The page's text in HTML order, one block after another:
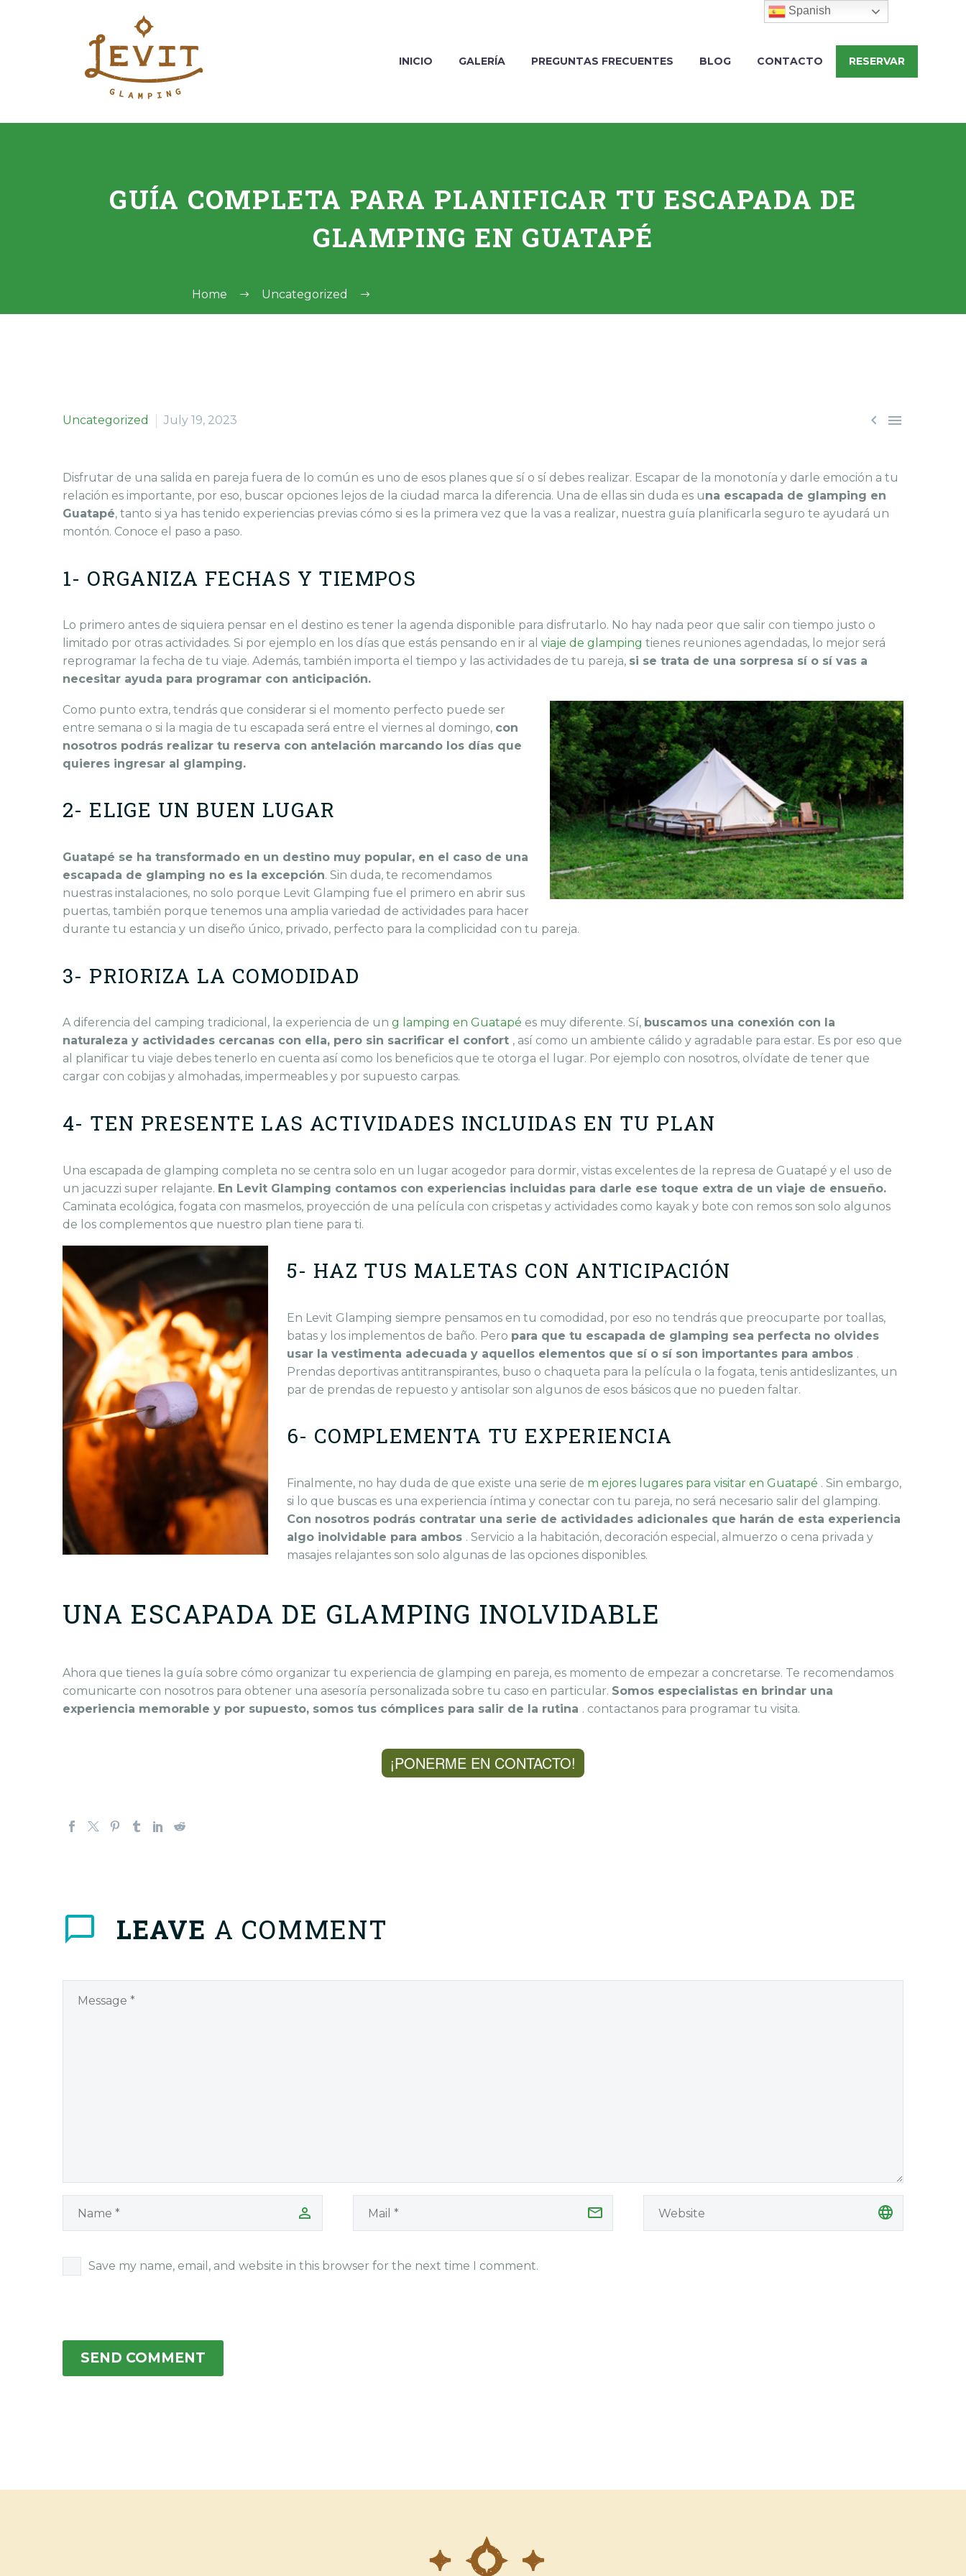
INICIO GALERÍA PREGUNTAS FRECUENTES BLOG CONTACTO RESERVAR
GUÍA COMPLETA PARA PLANIFICAR TU ESCAPADA DE
GLAMPING EN GUATAPÉ
Home Uncategorized
 
Uncategorized July 19, 2023
Disfrutar de una salida en pareja fuera de lo común es uno de esos planes que sí o sí debes realizar. Escapar de la monotonía y darle emoción a tu
relación es importante, por eso, buscar opciones lejos de la ciudad marca la diferencia. Una de ellas sin duda es una escapada de glamping en
Guatapé, tanto si ya has tenido experiencias previas cómo si es la primera vez que la vas a realizar, nuestra guía planificarla seguro te ayudará un
montón. Conoce el paso a paso.
1- ORGANIZA FECHAS Y TIEMPOS
Lo primero antes de siquiera pensar en el destino es tener la agenda disponible para disfrutarlo. No hay nada peor que salir con tiempo justo o
limitado por otras actividades. Si por ejemplo en los días que estás pensando en ir al viaje de glamping tienes reuniones agendadas, lo mejor será
reprogramar la fecha de tu viaje. Además, también importa el tiempo y las actividades de tu pareja, si se trata de una sorpresa sí o sí vas a
necesitar ayuda para programar con anticipación.
Como punto extra, tendrás que considerar si el momento perfecto puede ser
entre semana o si la magia de tu escapada será entre el viernes al domingo, con
nosotros podrás realizar tu reserva con antelación marcando los días que
quieres ingresar al glamping.
2- ELIGE UN BUEN LUGAR
Guatapé se ha transformado en un destino muy popular, en el caso de una
escapada de glamping no es la excepción. Sin duda, te recomendamos
nuestras instalaciones, no solo porque Levit Glamping fue el primero en abrir sus
puertas, también porque tenemos una amplia variedad de actividades para hacer
durante tu estancia y un diseño único, privado, perfecto para la complicidad con tu pareja.
3- PRIORIZA LA COMODIDAD
A diferencia del camping tradicional, la experiencia de un g lamping en Guatapé es muy diferente. Sí, buscamos una conexión con la
naturaleza y actividades cercanas con ella, pero sin sacrificar el confort , así como un ambiente cálido y agradable para estar. Es por eso que
al planificar tu viaje debes tenerlo en cuenta así como los beneficios que te otorga el lugar. Por ejemplo con nosotros, olvídate de tener que
cargar con cobijas y almohadas, impermeables y por supuesto carpas.
4- TEN PRESENTE LAS ACTIVIDADES INCLUIDAS EN TU PLAN
Una escapada de glamping completa no se centra solo en un lugar acogedor para dormir, vistas excelentes de la represa de Guatapé y el uso de
un jacuzzi super relajante. En Levit Glamping contamos con experiencias incluidas para darle ese toque extra de un viaje de ensueño.
Caminata ecológica, fogata con masmelos, proyección de una película con crispetas y actividades como kayak y bote con remos son solo algunos
de los complementos que nuestro plan tiene para ti.
5- HAZ TUS MALETAS CON ANTICIPACIÓN
En Levit Glamping siempre pensamos en tu comodidad, por eso no tendrás que preocuparte por toallas,
batas y los implementos de baño. Pero para que tu escapada de glamping sea perfecta no olvides
usar la vestimenta adecuada y aquellos elementos que sí o sí son importantes para ambos .
Prendas deportivas antitranspirantes, buso o chaqueta para la película o la fogata, tenis antideslizantes, un
par de prendas de repuesto y antisolar son algunos de esos básicos que no pueden faltar.
6- COMPLEMENTA TU EXPERIENCIA
Finalmente, no hay duda de que existe una serie de m ejores lugares para visitar en Guatapé . Sin embargo,
si lo que buscas es una experiencia íntima y conectar con tu pareja, no será necesario salir del glamping.
Con nosotros podrás contratar una serie de actividades adicionales que harán de esta experiencia
algo inolvidable para ambos . Servicio a la habitación, decoración especial, almuerzo o cena privada y
masajes relajantes son solo algunas de las opciones disponibles.
UNA ESCAPADA DE GLAMPING INOLVIDABLE
Ahora que tienes la guía sobre cómo organizar tu experiencia de glamping en pareja, es momento de empezar a concretarse. Te recomendamos
comunicarte con nosotros para obtener una asesoría personalizada sobre tu caso en particular. Somos especialistas en brindar una
experiencia memorable y por supuesto, somos tus cómplices para salir de la rutina . contactanos para programar tu visita.
¡PONERME EN CONTACTO!
LEAVE A COMMENT
Save my name, email, and website in this browser for the next time I comment.
SEND COMMENT
Spanish